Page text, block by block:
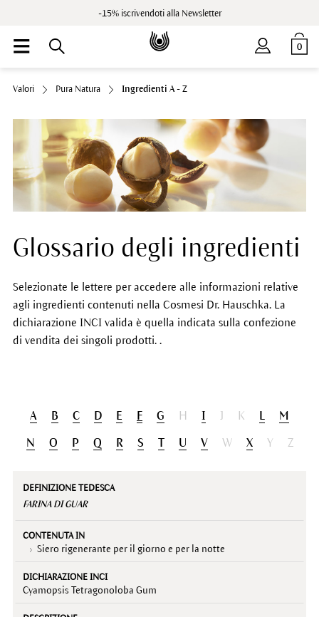
-15% iscrivendoti alla Newsletter
0
Valori Pura Natura Ingredienti A - Z
Glossario degli ingredienti
Selezionate le lettere per accedere alle informazioni relative
agli ingredienti contenuti nella Cosmesi Dr. Hauschka. La
dichiarazione INCI valida è quella indicata sulla confezione
di vendita dei singoli prodotti. .
A B C D E F G H I J K L M
N O P Q R S U V W X Y Z
Definizione
Contenuta
FARINA DI GUAR
Siero rigenerante per il giorno e per la notte
Cyamopsis Tetragonoloba Gum